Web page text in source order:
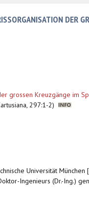
DER
grossen Kreuzgänge im
297:1-2)
Universität München
Ingenieurs (Dr.-Ing.)